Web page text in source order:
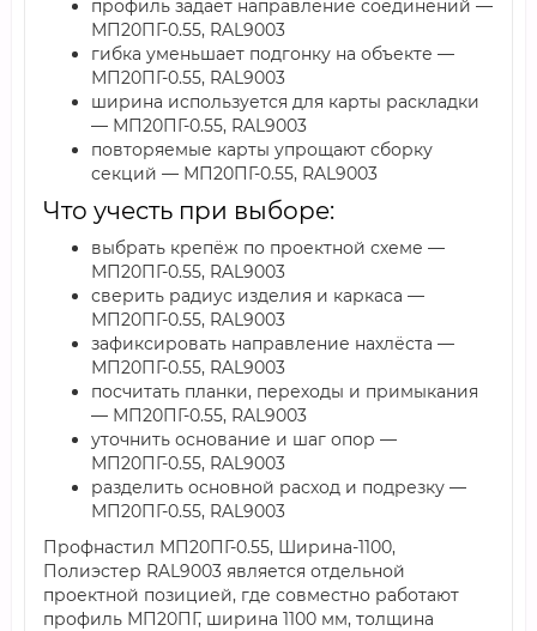
профиль задаёт направление соединений —
МП20ПГ-0.55, RAL9003
гибка уменьшает подгонку на объекте —
МП20ПГ-0.55, RAL9003
ширина используется для карты раскладки
— МП20ПГ-0.55, RAL9003
повторяемые карты упрощают сборку
секций — МП20ПГ-0.55, RAL9003
Что учесть при выборе:
выбрать крепёж по проектной схеме —
МП20ПГ-0.55, RAL9003
сверить радиус изделия и каркаса —
МП20ПГ-0.55, RAL9003
зафиксировать направление нахлёста —
МП20ПГ-0.55, RAL9003
посчитать планки, переходы и примыкания
— МП20ПГ-0.55, RAL9003
уточнить основание и шаг опор —
МП20ПГ-0.55, RAL9003
разделить основной расход и подрезку —
МП20ПГ-0.55, RAL9003
Профнастил МП20ПГ-0.55, Ширина-1100,
Полиэстер RAL9003 является отдельной
проектной позицией, где совместно работают
профиль МП20ПГ, ширина 1100 мм, толщина